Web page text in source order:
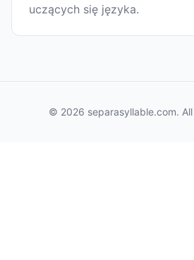
uczących się języka.
© 2026 separasyllable.com.